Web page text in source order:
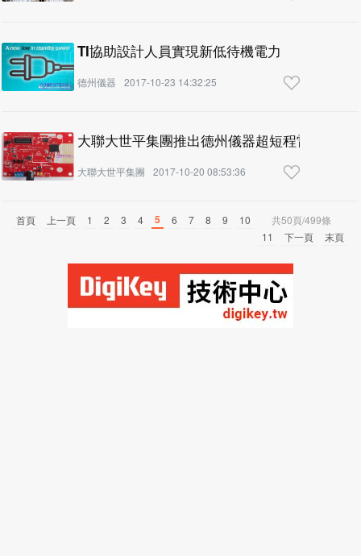
TI協助設計人員實現新低待機電力
德州儀器 2017-10-23 14:32:25
大聯大世平集團推出德州儀器超短程雷達參考
大聯大世平集團 2017-10-20 08:53:36
共50頁/499條
首頁 上一頁 1 2 3 4 5 6 7 8 9
10
11
下一頁 末頁